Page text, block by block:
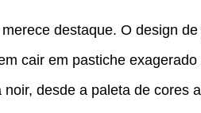
destaque. O design
cair em pastiche
desde a paleta de cores